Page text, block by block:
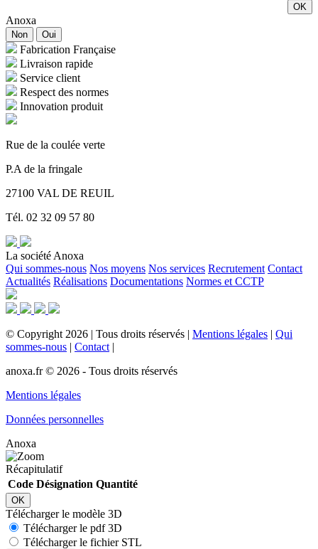
OK
Anoxa
Non Oui
Fabrication Française
Livraison rapide
Service client
Respect des normes
Innovation produit
Rue de la coulée verte
P.A de la fringale
27100 VAL DE REUIL
Tél. 02 32 09 57 80
La société Anoxa
Qui sommes-nous Nos moyens Nos services Recrutement Contact
Actualités Réalisations Documentations Normes et CCTP
© Copyright 2026 | Tous droits réservés | Mentions légales | Qui
sommes-nous | Contact |
anoxa.fr © 2026 - Tous droits réservés
Mentions légales
Données personnelles
Anoxa
Récapitulatif
Code Désignation Quantité
OK
Télécharger le modèle 3D
Télécharger le pdf 3D
Télécharger le fichier STL